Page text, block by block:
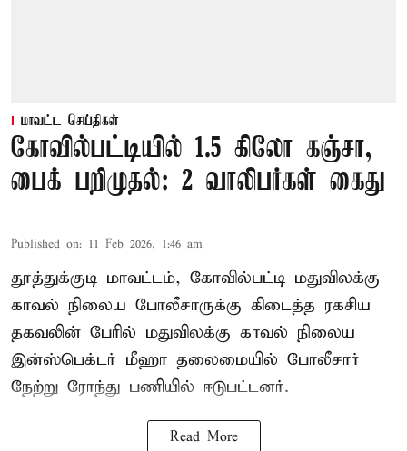
மாவட்ட செய்திகள்
கோவில்பட்டியில் 1.5 கிலோ கஞ்சா,
பைக் பறிமுதல்: 2 வாலிபர்கள் கைது
Published on: 11 Feb 2026, 1:46 am
தூத்துக்குடி மாவட்டம், கோவில்பட்டி மதுவிலக்கு
காவல் நிலைய போலீசாருக்கு கிடைத்த ரகசிய
தகவலின் பேரில் மதுவிலக்கு காவல் நிலைய
இன்ஸ்பெக்டர் மீஹா தலைமையில் போலீசார்
நேற்று ரோந்து பணியில் ஈடுபட்டனர்.
Read More